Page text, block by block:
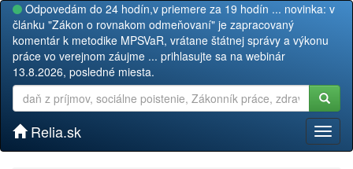
Odpovedám do 24 hodín,v priemere za 19 hodín ... novinka: v
článku "Zákon o rovnakom odmeňovaní" je zapracovaný
komentár k metodike MPSVaR, vrátane štátnej správy a výkonu
práce vo verejnom záujme ... prihlasujte sa na webinár
13.8.2026, posledné miesta.
Relia.sk